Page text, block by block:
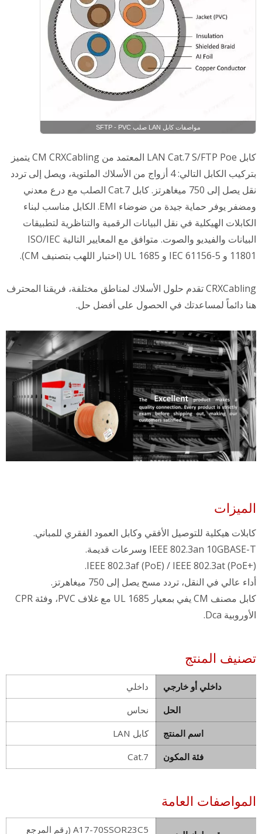
مواصفات كابل LAN صلب SFTP - PVC
كابل LAN Cat.7 S/FTP Poe المعتمد من CM CRXCabling يتميز
بتركيب الكابل التالي: 4 أزواج من الأسلاك الملتوية، ويصل إلى تردد
نقل يصل إلى 750 ميغاهرتز. كابل Cat.7 الصلب مع درع معدني
ومضفر يوفر حماية جيدة من ضوضاء EMI. الكابل مناسب لبناء
الكابلات الهيكلية في نقل البيانات الرقمية والتناظرية لتطبيقات
البيانات والفيديو والصوت. متوافق مع المعايير التالية ISO/IEC
11801 و IEC 61156-5 و UL 1685 (اختبار اللهب بتصنيف CM).
CRXCabling تقدم حلول الأسلاك لمناطق مختلفة، فريقنا المحترف
هنا دائماً لمساعدتك في الحصول على أفضل حل.
الميزات
كابلات هيكلية للتوصيل الأفقي وكابل العمود الفقري للمباني.
IEEE 802.3an 10GBASE-T وسرعات قديمة.
IEEE 802.3af (PoE) / IEEE 802.3at (PoE+).
أداء عالي في النقل، تردد مسح يصل إلى 750 ميغاهرتز.
كابل مصنف CM يفي بمعيار UL 1685 مع غلاف PVC، وفئة CPR
الأوروبية Dca.
تصنيف المنتج
داخلي أو خارجي
داخلي
الحل
نحاس
اسم المنتج
كابل LAN
فئة المكون
Cat.7
المواصفات العامة
A17-70SSOR23C5 (رقم المرجع